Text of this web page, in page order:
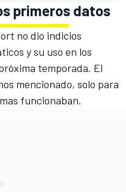
primeros datos
no dio indicios
y su uso en los
temporada. El
mencionado, solo para
funcionaban.